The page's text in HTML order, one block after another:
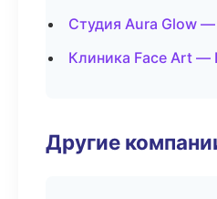
Студия Aura Glow —
Клиника Face Art —
Другие